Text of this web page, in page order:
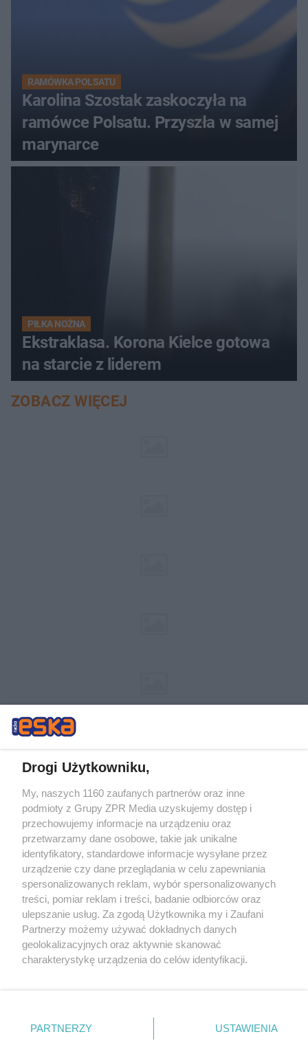
RAMÓWKA POLSATU
Karolina Szostak zaskoczyła na
ramówce Polsatu. Przyszła w samej
marynarce
PIŁKA NOŻNA
Ekstraklasa. Korona Kielce gotowa
na starcie z liderem
ZOBACZ WIĘCEJ
Żaden utwór zamieszczony w serwisie nie może być powielany i
rozpowszechniany lub dalej rozpowszechniany w jakikolwiek sposób (w
tym także elektroniczny lub mechaniczny) na jakimkolwiek polu
eksploatacji w jakiejkolwiek formie, włącznie z umieszczaniem w
Internecie bez pisemnej zgody właściciela praw. Jakiekolwiek użycie lub
wykorzystanie utworów w całości lub w części z naruszeniem prawa,
tzn. bez właściwej zgody, jest zabronione pod groźbą kary i może być
ścigane prawnie.
Drogi Użytkowniku,
My, naszych 1160 zaufanych partnerów oraz inne
podmioty z Grupy ZPR Media uzyskujemy dostęp i
przechowujemy informacje na urządzeniu oraz
przetwarzamy dane osobowe, takie jak unikalne
identyfikatory, standardowe informacje wysyłane przez
urządzenie czy dane przeglądania w celu zapewniania
spersonalizowanych reklam, wybór spersonalizowanych
treści, pomiar reklam i treści, badanie odbiorców oraz
ulepszanie usług. Za zgodą Użytkownika my i Zaufani
Partnerzy możemy używać dokładnych danych
geolokalizacyjnych oraz aktywnie skanować
charakterystykę urządzenia do celów identyfikacji.
zmienić/wycofać klikając przycisk ustawień prywatności
znajdujący się w lewym dolnym rogu strony
PARTNERZY USTAWIENIA